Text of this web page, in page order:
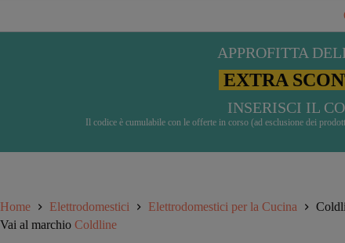
APPROFITTA
EXTRA
INSERISCI IL
Il codice è cumulabile con le offerte in corso (ad esclusione dei
Home Elettrodomestici Elettrodomestici per la Cucina
Vai al marchio Coldline